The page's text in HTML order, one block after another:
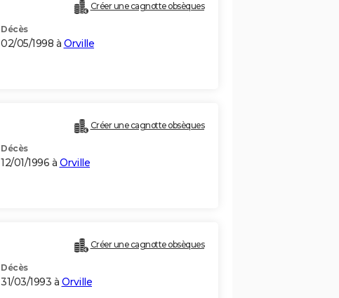
Créer une cagnotte obsèques
Décès
02/05/1998 à Orville
Créer une cagnotte obsèques
Décès
12/01/1996 à Orville
Créer une cagnotte obsèques
Décès
31/03/1993 à Orville